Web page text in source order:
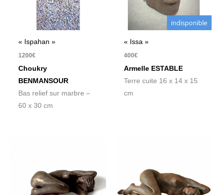
« Ispahan »
1200€
Choukry
BENMANSOUR
Bas relief sur marbre –
60 x 30 cm
indisponible
« Issa »
400€
Armelle ESTABLE
Terre cuite 16 x 14 x 15
cm